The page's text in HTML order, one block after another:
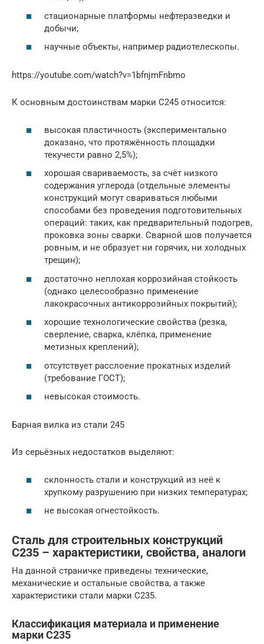
стационарные платформы нефтеразведки и
добычи;
научные объекты, например радиотелескопы.
https://youtube.com/watch?v=1bfnjmFnbmo
К основным достоинствам марки С245 относится:
высокая пластичность (экспериментально
доказано, что протяжённость площадки
текучести равно 2,5%);
хорошая свариваемость, за счёт низкого
содержания углерода (отдельные элементы
конструкций могут свариваться любыми
способами без проведения подготовительных
операций: таких, как предварительный подогрев,
проковка зоны сварки. Сварной шов получается
ровным, и не образует ни горячих, ни холодных
трещин);
достаточно неплохая коррозийная стойкость
(однако целесообразно применение
лакокрасочных антикоррозийных покрытий);
хорошие технологические свойства (резка,
сверление, сварка, клёпка, применение
метизных креплений);
отсутствует расслоение прокатных изделий
(требование ГОСТ);
невысокая стоимость.
Барная вилка из стали 245
Из серьёзных недостатков выделяют:
склонность стали и конструкций из неё к
хрупкому разрушению при низких температурах;
не высокая огнестойкость.
Сталь для строительных конструкций
С235 – характеристики, свойства, аналоги
На данной страничке приведены технические,
механические и остальные свойства, а также
характеристики стали марки С235.
Классификация материала и применение
марки С235